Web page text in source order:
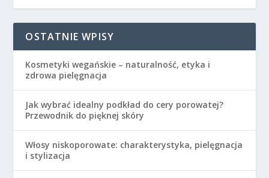
OSTATNIE WPISY
Kosmetyki wegańskie – naturalność, etyka i
zdrowa pielęgnacja
Jak wybrać idealny podkład do cery porowatej?
Przewodnik do pięknej skóry
Włosy niskoporowate: charakterystyka, pielęgnacja
i stylizacja